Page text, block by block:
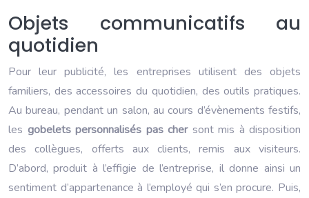
Objets communicatifs au
quotidien
Pour leur publicité, les entreprises utilisent des objets
familiers, des accessoires du quotidien, des outils pratiques.
Au bureau, pendant un salon, au cours d’évènements festifs,
les gobelets personnalisés pas cher sont mis à disposition
des collègues, offerts aux clients, remis aux visiteurs.
D’abord, produit à l’effigie de l’entreprise, il donne ainsi un
sentiment d’appartenance à l’employé qui s’en procure. Puis,